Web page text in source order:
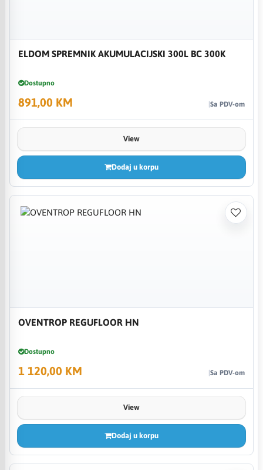
ELDOM SPREMNIK AKUMULACIJSKI 300L BC 300K
Dostupno
891,00 KM Sa PDV-om
View
Dodaj u korpu
OVENTROP REGUFLOOR HN
Dostupno
1 120,00 KM Sa PDV-om
View
Dodaj u korpu